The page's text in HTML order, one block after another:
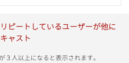
ピートしているユーザーが他に
ャスト
３人以上になると表示されます。